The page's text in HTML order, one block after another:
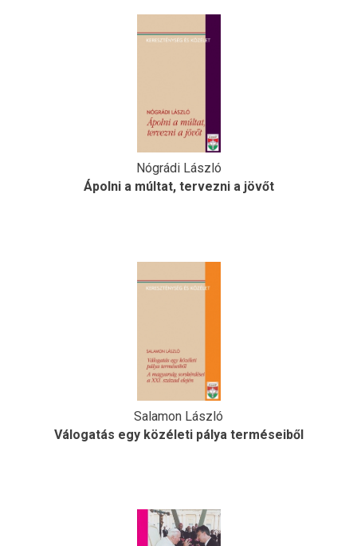
Nógrádi László
Ápolni a múltat, tervezni a jövőt
Salamon László
Válogatás egy közéleti pálya terméseiből